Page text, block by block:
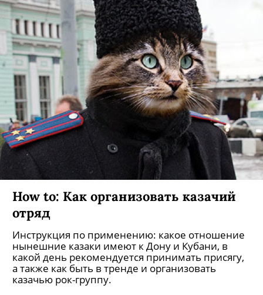
How to: Как организовать казачий
отряд
Инструкция по применению: какое отношение
нынешние казаки имеют к Дону и Кубани, в
какой день рекомендуется принимать присягу,
а также как быть в тренде и организовать
казачью рок-группу.